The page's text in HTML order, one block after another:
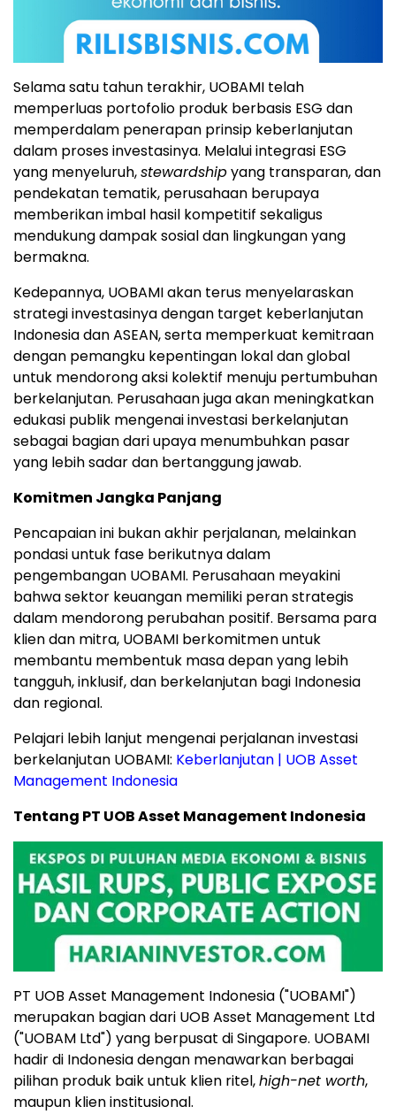
Selama satu tahun terakhir, UOBAMI telah
memperluas portofolio produk berbasis ESG dan
memperdalam penerapan prinsip keberlanjutan
dalam proses investasinya. Melalui integrasi ESG
yang menyeluruh,stewardshipyang transparan, dan
pendekatan tematik, perusahaan berupaya
memberikan imbal hasil kompetitif sekaligus
mendukung dampak sosial dan lingkungan yang
bermakna.
Kedepannya, UOBAMI akan terus menyelaraskan
strategi investasinya dengan target keberlanjutan
Indonesiadan ASEAN, serta memperkuat kemitraan
dengan pemangku kepentingan lokal dan global
untuk mendorong aksi kolektif menuju pertumbuhan
berkelanjutan. Perusahaan juga akan meningkatkan
edukasi publik mengenai investasi berkelanjutan
sebagai bagian dari upaya menumbuhkan pasar
yang lebih sadar dan bertanggung jawab.
Komitmen Jangka Panjang
Pencapaian ini bukan akhir perjalanan, melainkan
pondasi untuk fase berikutnya dalam
pengembangan UOBAMI. Perusahaan meyakini
bahwa sektor keuangan memiliki peran strategis
dalam mendorong perubahan positif. Bersama para
klien dan mitra, UOBAMI berkomitmen untuk
membantu membentuk masa depan yang lebih
tangguh, inklusif, dan berkelanjutan bagi Indonesia
dan regional.
Pelajari lebih lanjut mengenai perjalanan investasi
berkelanjutan UOBAMI: Keberlanjutan | UOB Asset
Management Indonesia
Tentang PT UOB Asset Management Indonesia
PT UOB Asset Management Indonesia ("UOBAMI")
merupakan bagian dari UOB Asset Management Ltd
("UOBAM Ltd") yang berpusat diSingapore. UOBAMI
hadir di Indonesiadengan menawarkan berbagai
pilihan produk baik untuk klien ritel,high-net worth,
maupun klien institusional.